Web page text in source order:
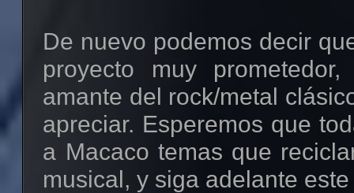
De nuevo podemos decir
proyecto muy
amante del rock/metal
apreciar. Esperemos que
a Macaco temas que
musical, y siga adelante